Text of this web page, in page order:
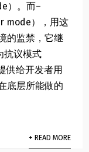
）。而–
mode），用这
的监禁，它继
抗议模式
供给开发者用
底层所能做的
+ READ MORE